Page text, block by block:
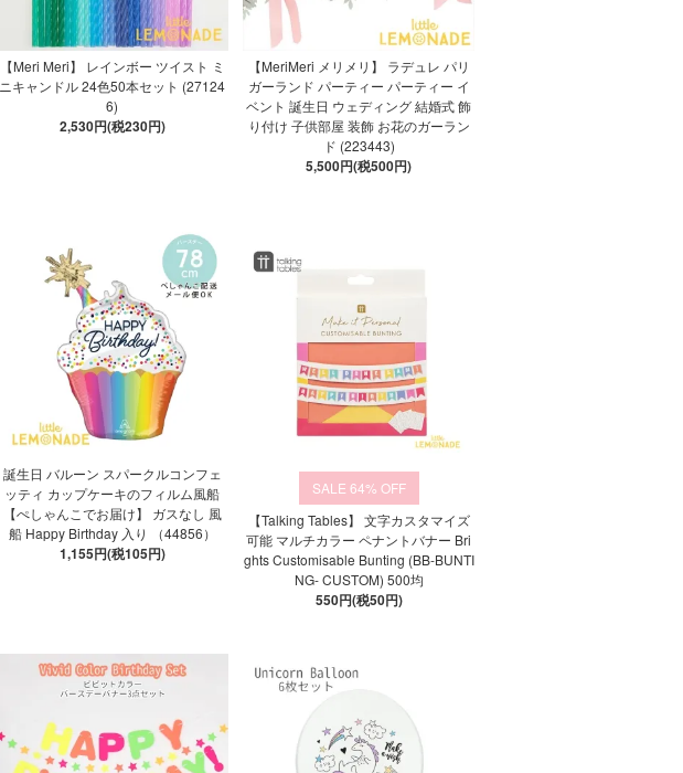
【Meri Meri】 レインボー ツイスト ミ
ニキャンドル 24色50本セット (27124
6)
2,530円(税230円)
【MeriMeri メリメリ】 ラデュレ パリ
ガーランド パーティー パーティー イ
ベント 誕生日 ウェディング 結婚式 飾
り付け 子供部屋 装飾 お花のガーラン
ド (223443)
5,500円(税500円)
誕生日 バルーン スパークルコンフェ
ッティ カップケーキのフィルム風船
【ぺしゃんこでお届け】 ガスなし 風
船 Happy Birthday 入り （44856）
1,155円(税105円)
64%
【Talking Tables】 文字カスタマイズ
可能 マルチカラー ペナントバナー Bri
ghts Customisable Bunting (BB-BUNTI
NG- CUSTOM) 500均
550円(税50円)